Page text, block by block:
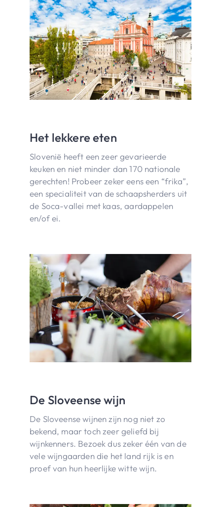
Het lekkere eten
Slovenië heeft een zeer gevarieerde
keuken en niet minder dan 170 nationale
gerechten! Probeer zeker eens een “frika”,
een specialiteit van de schaapsherders uit
de Soca-vallei met kaas, aardappelen
en/of ei.
De Sloveense wijn
De Sloveense wijnen zijn nog niet zo
bekend, maar toch zeer geliefd bij
wijnkenners. Bezoek dus zeker één van de
vele wijngaarden die het land rijk is en
proef van hun heerlijke witte wijn.